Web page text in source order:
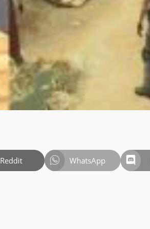
Reddit WhatsApp